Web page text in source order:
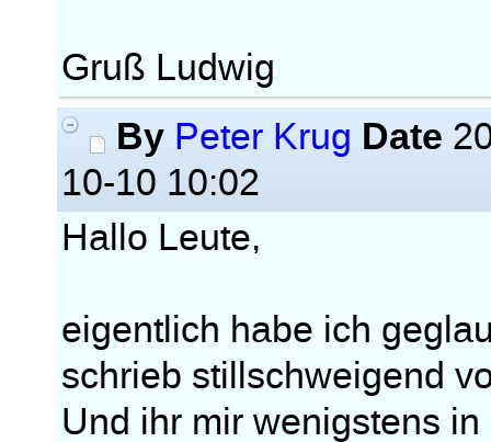
Gruß Ludwig
By Peter Krug Date
10-10 10:02
Hallo Leute,
eigentlich habe ich
schrieb stillschweigend
Und ihr mir wenigstens